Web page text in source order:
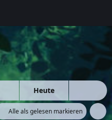
Heute
Alle als gelesen markieren